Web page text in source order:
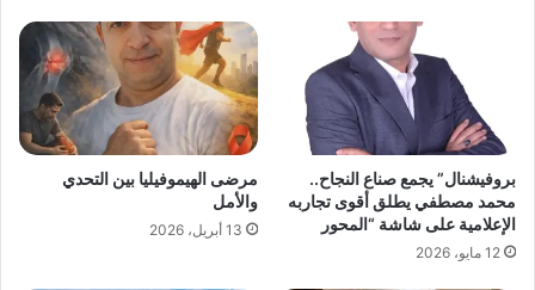
بروفيشنال” يجمع صناع النجاح..
محمد مصطفي يطلق أقوى تجاربه
الإعلامية على شاشة “المحور
12 مايو، 2026
مرضى الهيموفيليا بين التحدي
والأمل
13 أبريل، 2026